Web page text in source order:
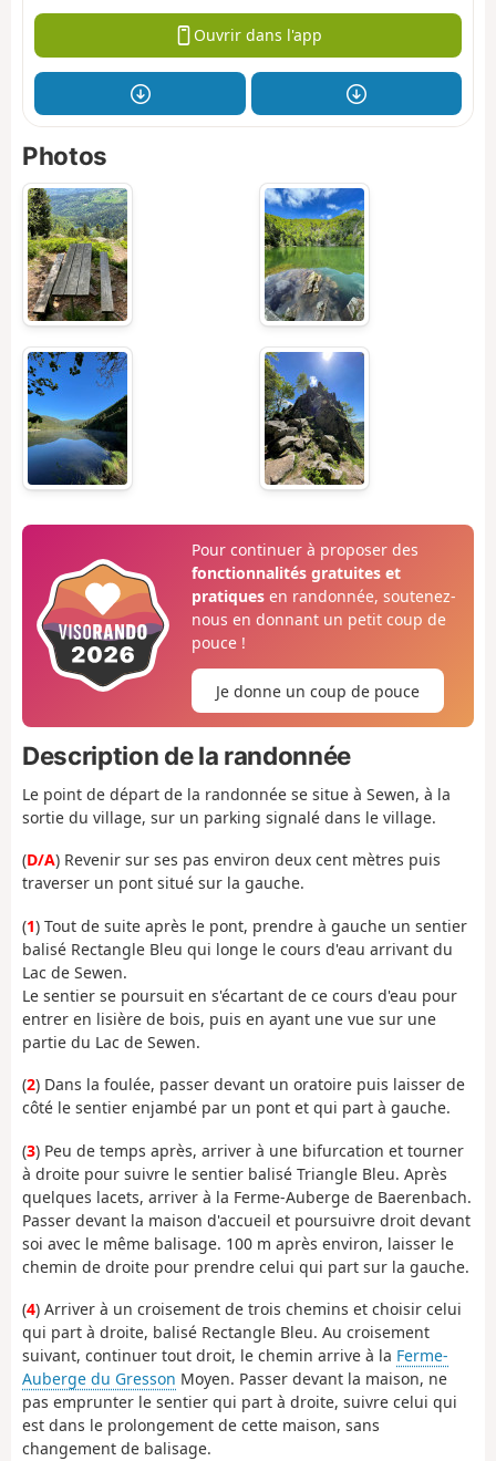
Ouvrir dans l'app
Photos
Pour continuer à proposer des
fonctionnalités gratuites et
pratiquesen randonnée, soutenez-
nous en donnant un petit coup de
pouce !
Je donne un coup de pouce
Description de la randonnée
Le point de départ de la randonnée se situe à Sewen, à la
sortie du village, sur un parking signalé dans le village.
(D/A) Revenir sur ses pas environ deux cent mètres puis
traverser un pont situé sur la gauche.
(1) Tout de suite après le pont, prendre à gauche un sentier
balisé Rectangle Bleu qui longe le cours d'eau arrivant du
Lac de Sewen.
Le sentier se poursuit en s'écartant de ce cours d'eau pour
entrer en lisière de bois, puis en ayant une vue sur une
partie du Lac de Sewen.
(2) Dans la foulée, passer devant un oratoire puis laisser de
côté le sentier enjambé par un pont et qui part à gauche.
(3) Peu de temps après, arriver à une bifurcation et tourner
à droite pour suivre le sentier balisé Triangle Bleu. Après
quelques lacets, arriver à la Ferme-Auberge de Baerenbach.
Passer devant la maison d'accueil et poursuivre droit devant
soi avec le même balisage. 100 m après environ, laisser le
chemin de droite pour prendre celui qui part sur la gauche.
(4) Arriver à un croisement de trois chemins et choisir celui
qui part à droite, balisé Rectangle Bleu. Au croisement
suivant, continuer tout droit, le chemin arrive à la Ferme-
Auberge du Gresson Moyen. Passer devant la maison, ne
pas emprunter le sentier qui part à droite, suivre celui qui
est dans le prolongement de cette maison, sans
changement de balisage.